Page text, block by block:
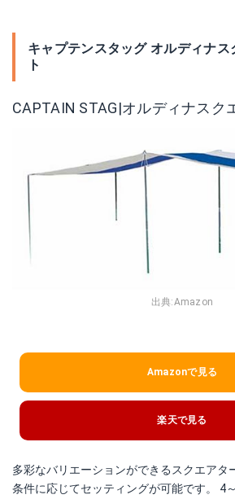
キャプテンスタッグ オルディナス
ト
CAPTAIN STAG|オルディナスク
出典:Amazon
Amazonで見る
楽天で見る
多彩なバリエーションができるスクエアタ
条件に応じてセッティングが可能です。 4